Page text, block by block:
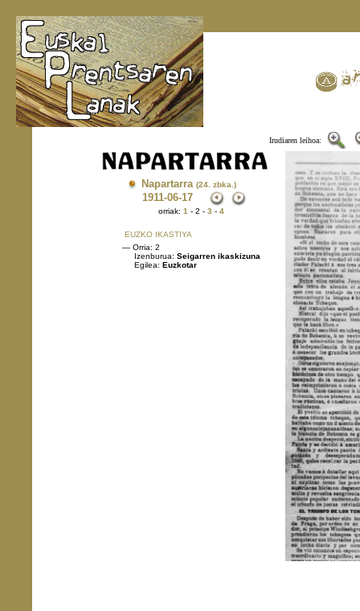
Irudiaren leihoa:
Napartarra (24. zbka.)
1911-06-17
orriak: 1 - 2 - 3 - 4
EUZKO IKASTIYA
— Orria: 2
Izenburua: Seigarren ikaskizuna
Egilea: Euzkotar